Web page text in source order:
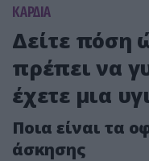
KΑΡΔΙΑ
Δείτε πόση
πρέπει να
έχετε μια
Ποια είναι τα
άσκησης